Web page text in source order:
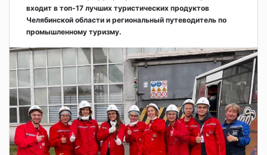
входит в топ-17 лучших туристических продуктов
Челябинской области и региональный путеводитель по
промышленному туризму.